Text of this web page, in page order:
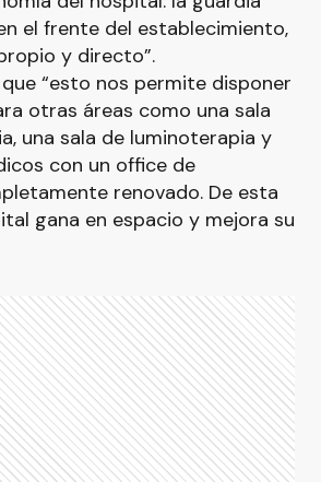
el frente del establecimiento,
y directo”.
“esto nos permite disponer
otras áreas como una sala
una sala de luminoterapia y
con un office de
renovado. De esta
gana en espacio y mejora su